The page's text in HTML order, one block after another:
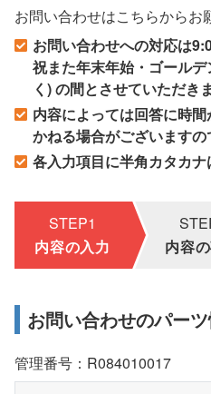
お問い合わせはこちらからお
お問い合わせへの対応は
祝また年末年始・ゴール
く) の間とさせていただき
内容によっては回答に時
かねる場合がございますの
各入力項目に半角カタカナ
STEP1
内容の入力
内容
お問い合わせのパー
管理番号：R084010017